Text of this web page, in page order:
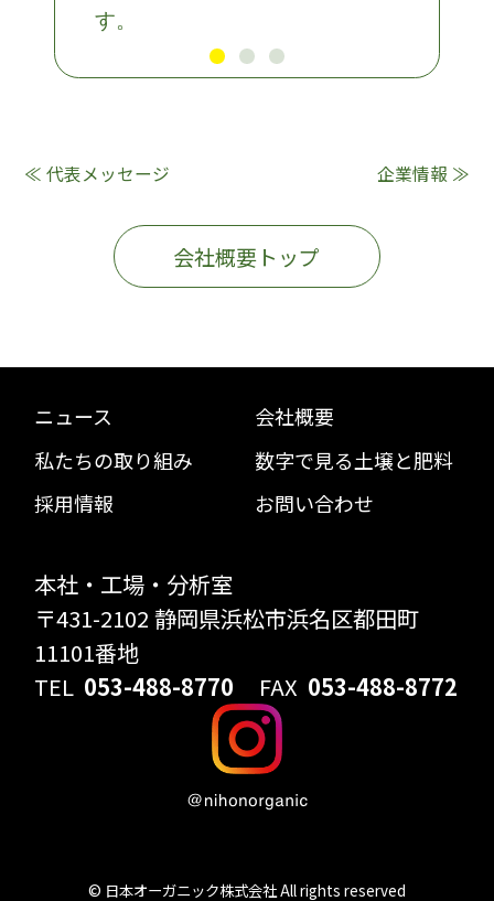
す。
≪ 代表メッセージ
会社概要トップ
企業情報 ≫
ニュース
会社概要
私たちの取り組み
数字で見る土壌と肥料
採用情報
お問い合わせ
本社・工場・分析室
〒431-2102 静岡県浜松市浜名区都田町
11101番地
TEL 053-488-8770 FAX 053-488-8772
© 日本オーガニック株式会社 All rights reserved